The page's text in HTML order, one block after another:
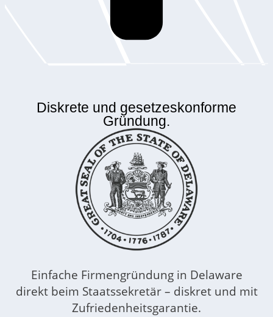
Diskrete und gesetzeskonforme
Gründung.
Einfache Firmengründung in Delaware
direkt beim Staatssekretär – diskret und mit
Zufriedenheitsgarantie.